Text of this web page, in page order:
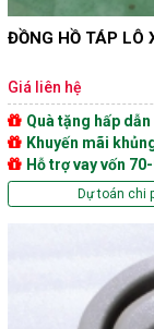
ĐỒNG HỒ TÁP LÔ
Giá liên hệ
Quà tặng hấp dẫn
Khuyến mãi
Hỗ trợ vay vốn
Dự toán chi